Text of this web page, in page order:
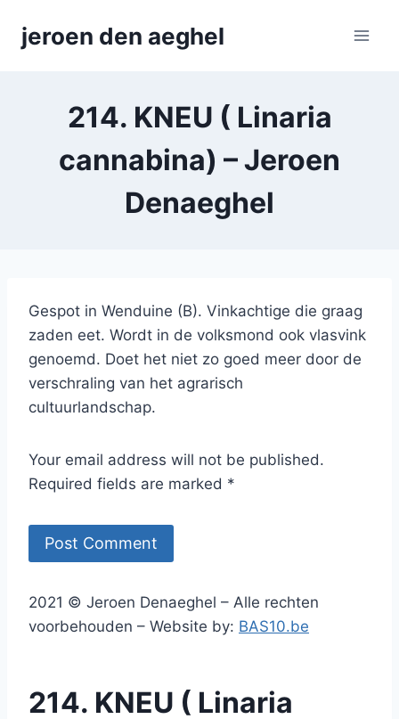
jeroen den aeghel
214. KNEU ( Linaria
cannabina) – Jeroen
Denaeghel
Gespot in Wenduine (B). Vinkachtige die graag
zaden eet. Wordt in de volksmond ook vlasvink
genoemd. Doet het niet zo goed meer door de
verschraling van het agrarisch
cultuurlandschap.
Your email address will not be published.
Required fields are marked *
2021 © Jeroen Denaeghel – Alle rechten
voorbehouden – Website by: BAS10.be
214. KNEU ( Linaria